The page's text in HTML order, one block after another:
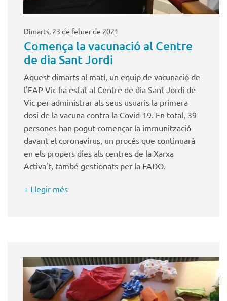
Dimarts, 23 de febrer de 2021
Comença la vacunació al Centre
de dia Sant Jordi
Aquest dimarts al matí, un equip de vacunació de
l'EAP Vic ha estat al Centre de dia Sant Jordi de
Vic per administrar als seus usuaris la primera
dosi de la vacuna contra la Covid-19. En total, 39
persones han pogut començar la immunització
davant el coronavirus, un procés que continuarà
en els propers dies als centres de la Xarxa
Activa't, també gestionats per la FADO.
+ Llegir més